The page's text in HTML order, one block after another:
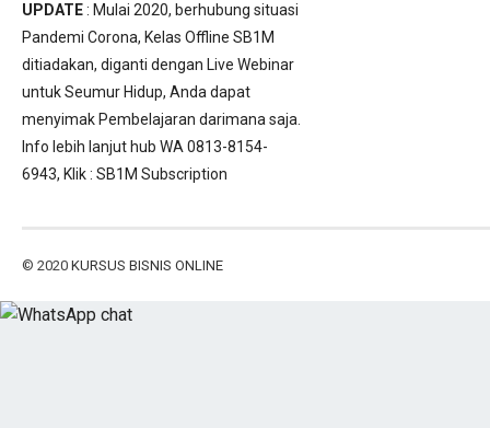
UPDATE: Mulai 2020, berhubung situasi
Pandemi Corona, Kelas Offline SB1M
ditiadakan, diganti dengan Live Webinar
untuk Seumur Hidup, Anda dapat
menyimak Pembelajaran darimana saja.
Info lebih lanjut hub WA 0813-8154-
6943, Klik : SB1M Subscription
© 2020 KURSUS BISNIS ONLINE